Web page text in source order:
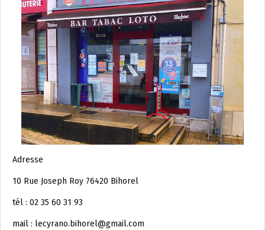
Adresse
10 Rue Joseph Roy 76420 Bihorel
tél : 02 35 60 31 93
mail : lecyrano.bihorel@gmail.com